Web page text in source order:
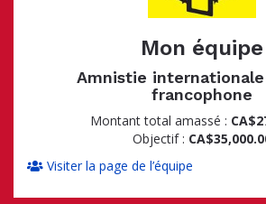
Mon équipe
Amnistie internationale
francophone
Montant total amassé :
Objectif :
Visiter la page de l’équipe